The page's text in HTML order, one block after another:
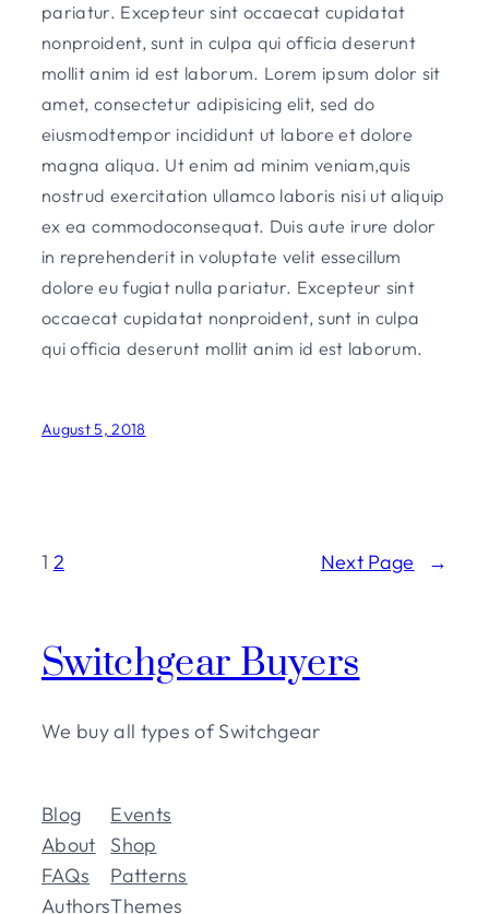
pariatur. Excepteur sint occaecat cupidatat
nonproident, sunt in culpa qui officia deserunt
mollit anim id est laborum. Lorem ipsum dolor sit
amet, consectetur adipisicing elit, sed do
eiusmodtempor incididunt ut labore et dolore
magna aliqua. Ut enim ad minim veniam,quis
nostrud exercitation ullamco laboris nisi ut aliquip
ex ea commodoconsequat. Duis aute irure dolor
in reprehenderit in voluptate velit essecillum
dolore eu fugiat nulla pariatur. Excepteur sint
occaecat cupidatat nonproident, sunt in culpa
qui officia deserunt mollit anim id est laborum.
August 5, 2018
1 2 Next Page →
Switchgear Buyers
We buy all types of Switchgear
Blog
About
FAQs
Authors
Events
Shop
Patterns
Themes